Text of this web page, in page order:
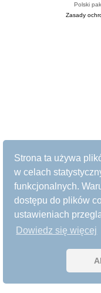
Strona ta używa
w celach
funkcjonalnych.
dostępu do plików
ustawieniach
Dowiedz się więcej
Polski
Zasady